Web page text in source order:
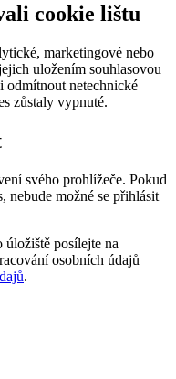
cookie lištu
marketingové nebo
uložením souhlasovou
odmítnout netechnické
zůstaly vypnuté.
svého prohlížeče. Pokud
nebude možné se přihlásit
posílejte na
osobních údajů
.